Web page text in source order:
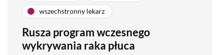
wszechstronny lekarz
Rusza program wczesnego
wykrywania raka płuca